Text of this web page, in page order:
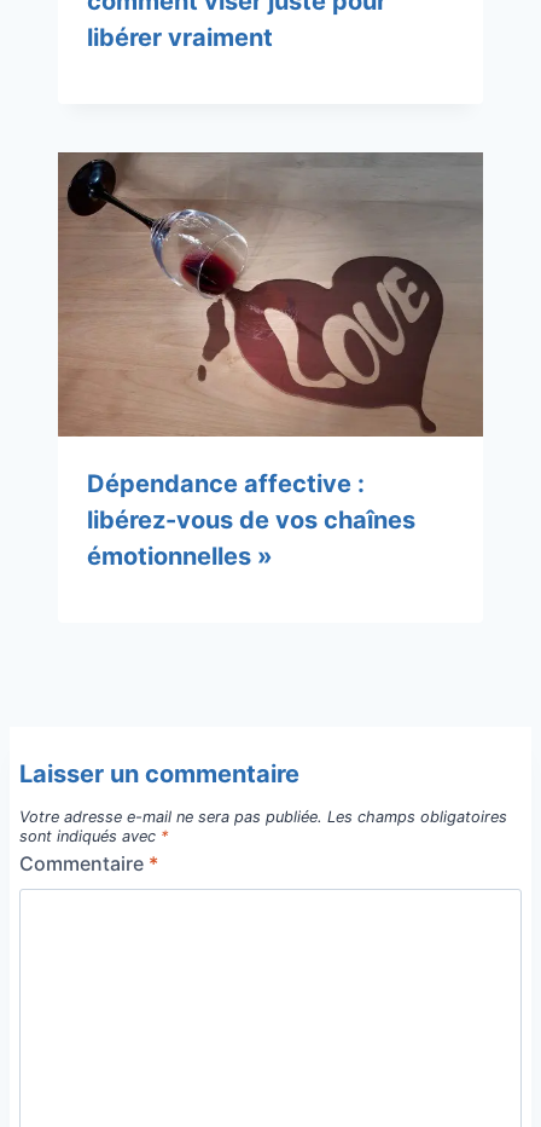
libérer vraiment
Dépendance affective :
libérez-vous de vos chaînes
émotionnelles »
Laisser un commentaire
Votre adresse e-mail ne sera pas publiée. Les champs obligatoires
sont indiqués avec *
Commentaire *